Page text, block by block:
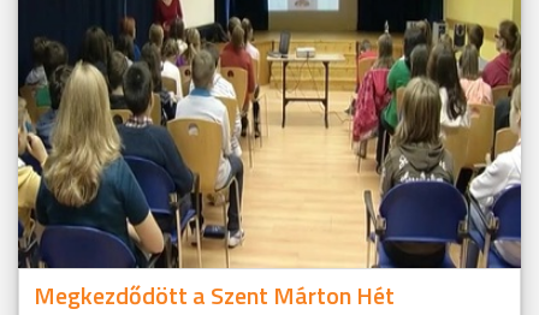
Megkezdődött a Szent Márton Hét